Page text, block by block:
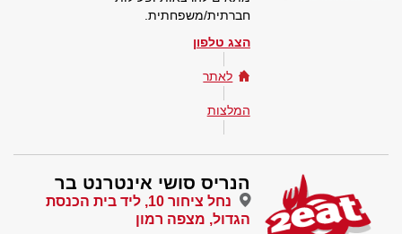
חברתית/משפחתית.
הצג טלפון
לאתר
המלצות
הנריס סושי אינטרנט בר
נחל ציחור 10, ליד בית הכנסת
הגדול, מצפה רמון